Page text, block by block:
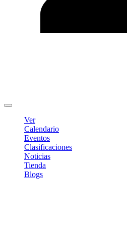
Ver
Calendario
Eventos
Clasificaciones
Noticias
Tienda
Blogs